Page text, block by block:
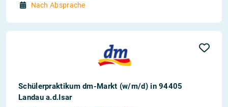
Nach Absprache
Schülerpraktikum dm-Markt (w/m/d) in 94405
Landau a.d.Isar